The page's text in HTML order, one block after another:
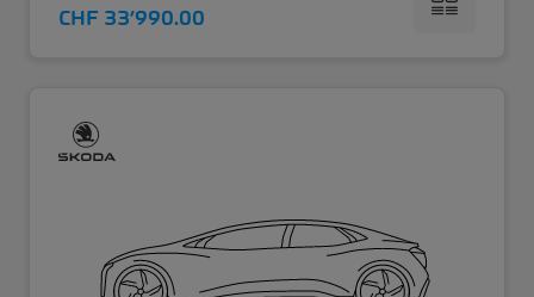
CHF 33’990.00